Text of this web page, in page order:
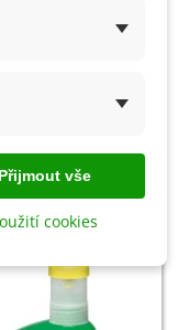
Přijmout vše
cookies